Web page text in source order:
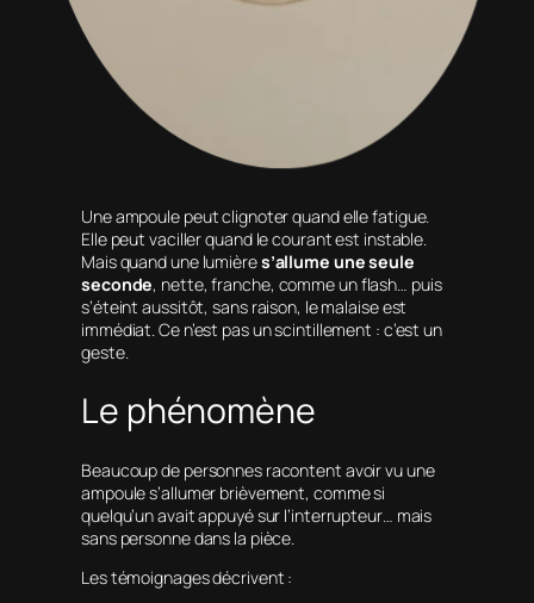
Une ampoule peut clignoter quand elle fatigue.
Elle peut vaciller quand le courant est instable.
Mais quand une lumières’allume une seule
seconde, nette, franche, comme un flash… puis
s’éteint aussitôt, sans raison, le malaise est
immédiat. Ce n’est pas un scintillement : c’est un
geste.
Le phénomène
Beaucoup de personnes racontent avoir vu une
ampoule s’allumer brièvement, comme si
quelqu’un avait appuyé sur l’interrupteur… mais
sans personne dans la pièce.
Les témoignages décrivent :